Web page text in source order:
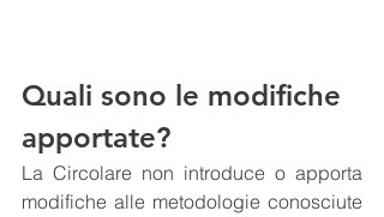
Quali sono le modifiche
apportate?
La Circolare non introduce o apporta
modifiche alle metodologie conosciute